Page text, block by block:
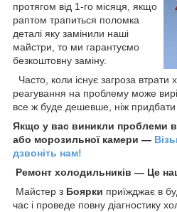
протягом від 1-го місяця, якщо
раптом трапиться поломка
деталі яку замінили наші
майстри, то ми гарантуємо
безкоштовну заміну.
Часто, коли існує загроза
реагування на проблему може
все ж буде дешевше, ніж придбати
Якщо у вас виникли проблеми
або морозильної камери ―
дзвоніть нам!
Ремонт холодильників ― Це
Майстер з Боярки приїжджає в
час і проведе повну діагностику